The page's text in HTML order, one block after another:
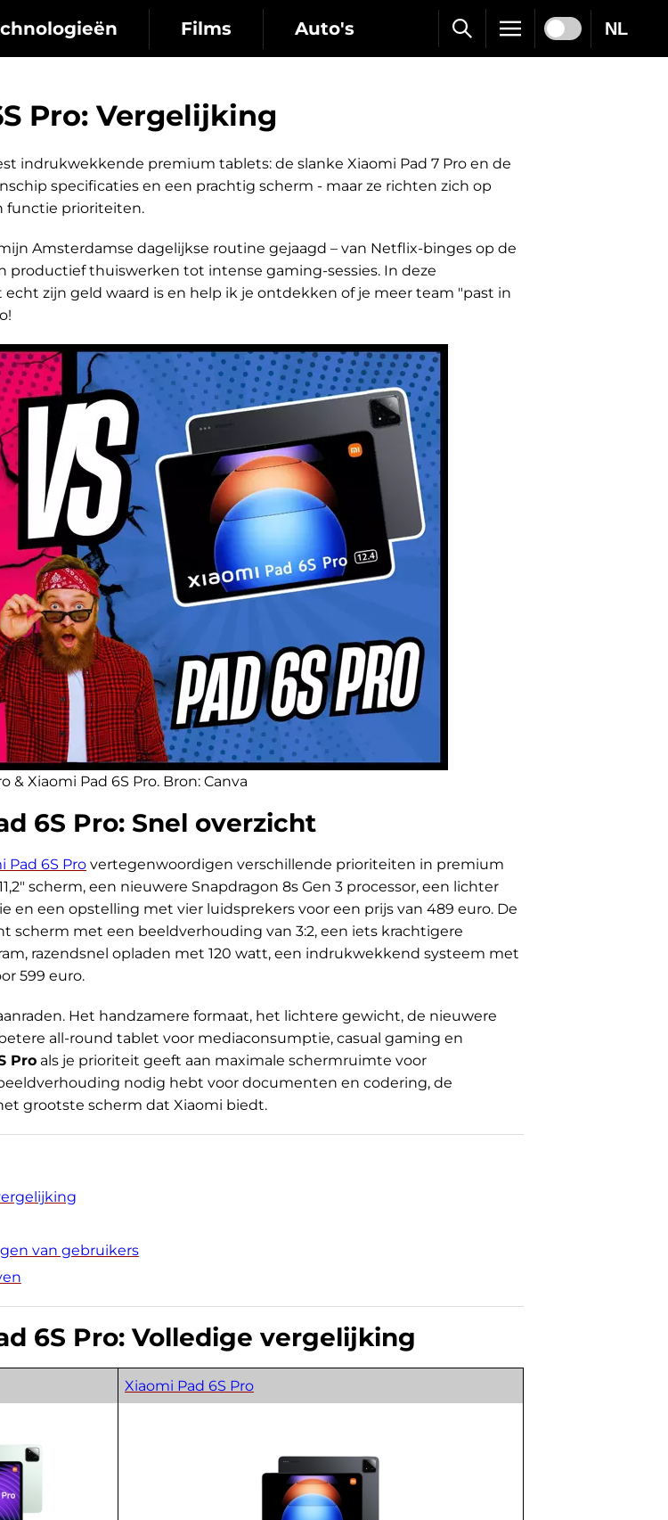
Films Auto's NL
Pro: Vergelijking
indrukwekkende premium tablets: de slanke Xiaomi Pad 7 Pro en de
specificaties en een prachtig scherm - maar ze richten zich op
functie prioriteiten.
Amsterdamse dagelijkse routine gejaagd – van Netflix-binges op de
productief thuiswerken tot intense gaming-sessies. In deze
zijn geld waard is en help ik je ontdekken of je meer team "past in
& Xiaomi Pad 6S Pro. Bron: Canva
6S Pro: Snel overzicht
Pad 6S Pro vertegenwoordigen verschillende prioriteiten in premium
scherm, een nieuwere Snapdragon 8s Gen 3 processor, een lichter
en een opstelling met vier luidsprekers voor een prijs van 489 euro. De
scherm met een beeldverhouding van 3:2, een iets krachtigere
razendsnel opladen met 120 watt, een indrukwekkend systeem met
599 euro.
Het handzamere formaat, het lichtere gewicht, de nieuwere
all-round tablet voor mediaconsumptie, casual gaming en
Pro als je prioriteit geeft aan maximale schermruimte voor
nodig hebt voor documenten en codering, de
grootste scherm dat Xiaomi biedt.
van gebruikers
6S Pro: Volledige vergelijking
Xiaomi Pad 6S Pro